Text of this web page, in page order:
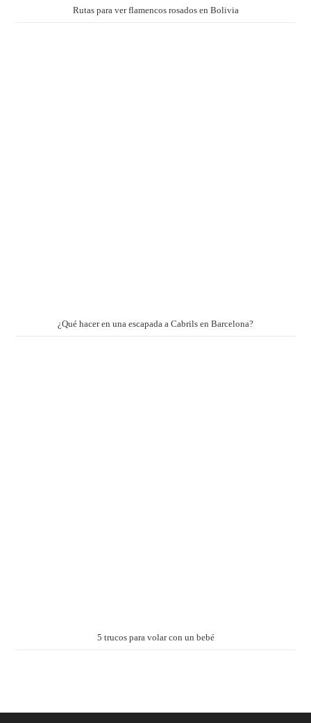
Rutas para ver flamencos rosados en Bolivia
¿Qué hacer en una escapada a Cabrils en Barcelona?
5 trucos para volar con un bebé